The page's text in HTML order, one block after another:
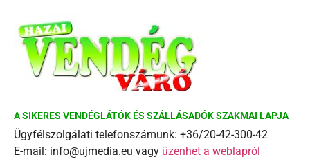
A SIKERES VENDÉGLÁTÓK ÉS SZÁLLÁSADÓK SZAKMAI LAPJA
Ügyfélszolgálati telefonszámunk: +36/20-42-300-42
E-mail: info@ujmedia.eu vagy üzenhet a weblapról